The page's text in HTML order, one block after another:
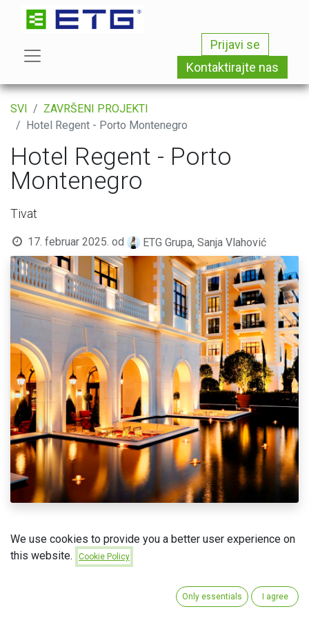
Prijavi se
Kontaktirajte nas
SVI
ZAVRŠENI PROJEKTI
Hotel Regent - Porto Montenegro
Hotel Regent - Porto
Montenegro
Tivat
17. februar 2025. od ETG Grupa, Sanja Vlahović
✅Izvođenje instalacija klimatizacije i ventilacije
✅Izvođenje instalacija sprinkler sistema
✅Izvođenje instalacija vodovoda i kanalizacije
We use cookies to provide you a better user experience on
this website.
Cookie Policy
Only essentials I agree